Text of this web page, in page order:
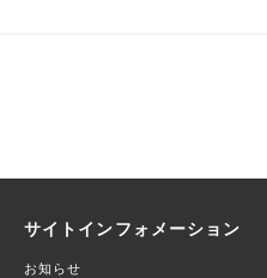
サイトインフォメーション
お知らせ